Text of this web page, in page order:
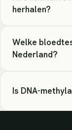
herhalen?
Welke
Nederland?
Is DNA-